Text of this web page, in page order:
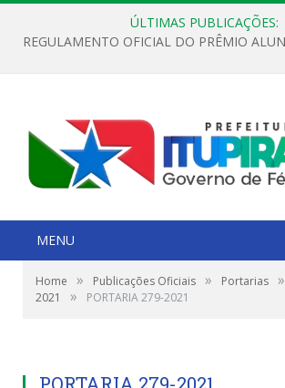
ÚLTIMAS PUBLICAÇÕES:
MENU
Home » Publicações Oficiais » Portarias »
2021
» PORTARIA 279-2021